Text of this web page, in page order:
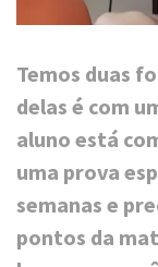
Temos duas
delas é com
aluno está
uma prova
semanas e
pontos da